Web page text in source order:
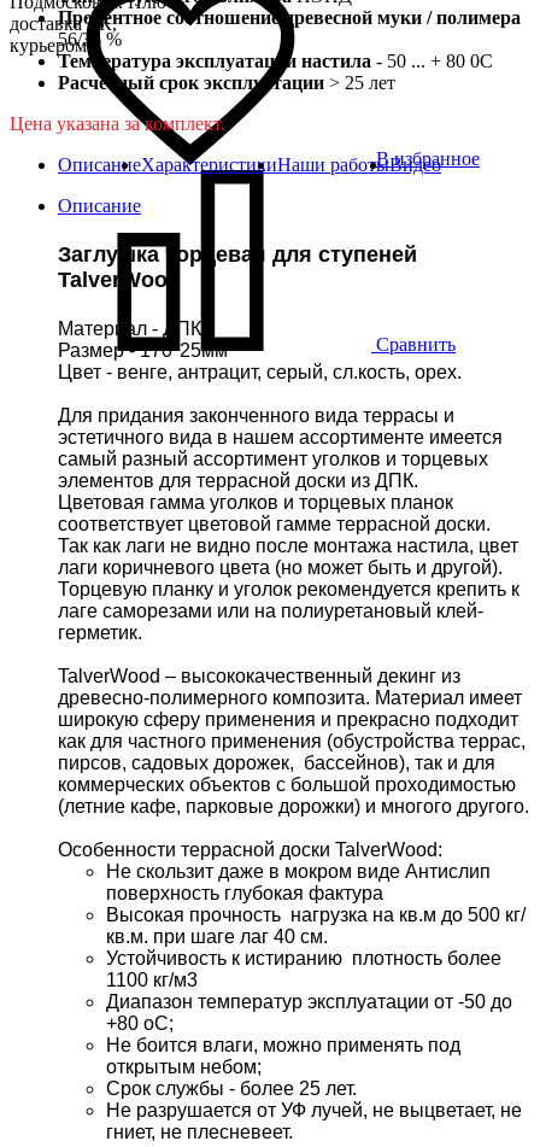
доставка ТК,
курьером
В избранное
Сравнить
Процентное соотношение древесной муки / полимера
56/36 %
Температура эксплуатации настила - 50 ... + 80 0С
Расчетный срок эксплуатации > 25 лет
Цена указана за комплект.
ОписаниеХарактеристикиНаши работыВидео
Описание
Заглушка торцевая для ступеней
TalverWood
Материал - ДПК
Размер - 170*25мм
Цвет - венге, антрацит, серый, сл.кость, орех.
Для придания законченного вида террасы и
эстетичного вида в нашем ассортименте имеется
самый разный ассортимент уголков и торцевых
элементов для террасной доски из ДПК.
Цветовая гамма уголков и торцевых планок
соответствует цветовой гамме террасной доски.
Так как лаги не видно после монтажа настила, цвет
лаги коричневого цвета (но может быть и другой).
Торцевую планку и уголок рекомендуется крепить к
лаге саморезами или на полиуретановый клей-
герметик.
TalverWood – высококачественный декинг из
древесно-полимерного композита. Материал имеет
широкую сферу применения и прекрасно подходит
как для частного применения (обустройства террас,
пирсов, садовых дорожек, бассейнов), так и для
коммерческих объектов с большой проходимостью
(летние кафе, парковые дорожки) и многого другого.
Особенности террасной доски TalverWood:
Не скользит даже в мокром виде Антислип
поверхность глубокая фактура
Высокая прочность нагрузка на кв.м до 500 кг/
кв.м. при шаге лаг 40 см.
Устойчивость к истиранию плотность более
1100 кг/м3
Диапазон температур эксплуатации от -50 до
+80 оС;
Не боится влаги, можно применять под
открытым небом;
Срок службы - более 25 лет.
Не разрушается от УФ лучей, не выцветает, не
гниет, не плесневеет.